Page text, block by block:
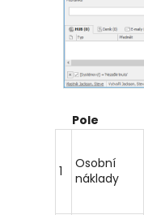
Pole
1
Osobní
náklady